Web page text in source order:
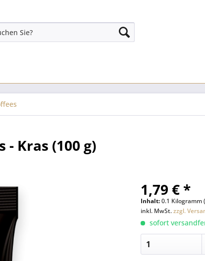
Kras (100 g)
1,79 € *
Inhalt:0.1 Kilogramm
inkl. MwSt.zzgl.
sofort